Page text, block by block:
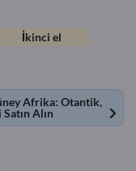
İkinci el
Afrika: Otantik,
Alın